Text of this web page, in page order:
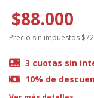
$88.000
Precio sin impuestos
3 cuotas sin
10% de